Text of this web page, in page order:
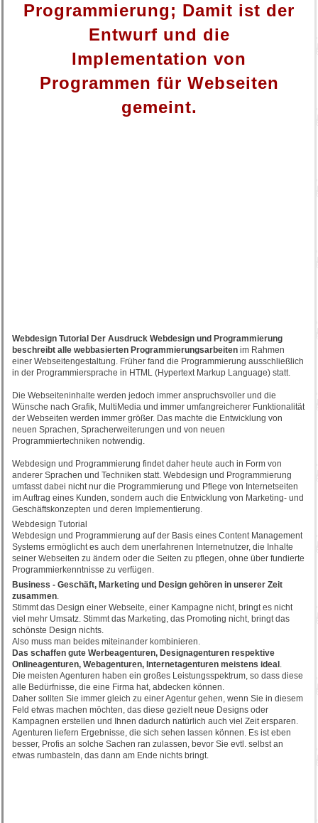
Programmierung; Damit ist der
Entwurf und die
Implementation von
Programmen für Webseiten
gemeint.
Webdesign Tutorial Der Ausdruck Webdesign und Programmierung
beschreibt alle webbasierten Programmierungsarbeiten im Rahmen
einer Webseitengestaltung. Früher fand die Programmierung ausschließlich
in der Programmiersprache in HTML (Hypertext Markup Language) statt.
Die Webseiteninhalte werden jedoch immer anspruchsvoller und die
Wünsche nach Grafik, MultiMedia und immer umfangreicherer Funktionalität
der Webseiten werden immer größer. Das machte die Entwicklung von
neuen Sprachen, Spracherweiterungen und von neuen
Programmiertechniken notwendig.
Webdesign und Programmierung findet daher heute auch in Form von
anderer Sprachen und Techniken statt. Webdesign und Programmierung
umfasst dabei nicht nur die Programmierung und Pflege von Internetseiten
im Auftrag eines Kunden, sondern auch die Entwicklung von Marketing- und
Geschäftskonzepten und deren Implementierung.
Webdesign Tutorial
Webdesign und Programmierung auf der Basis eines Content Management
Systems ermöglicht es auch dem unerfahrenen Internetnutzer, die Inhalte
seiner Webseiten zu ändern oder die Seiten zu pflegen, ohne über fundierte
Programmierkenntnisse zu verfügen.
Business - Geschäft, Marketing und Design gehören in unserer Zeit
zusammen.
Stimmt das Design einer Webseite, einer Kampagne nicht, bringt es nicht
viel mehr Umsatz. Stimmt das Marketing, das Promoting nicht, bringt das
schönste Design nichts.
Also muss man beides miteinander kombinieren.
Das schaffen gute Werbeagenturen, Designagenturen respektive
Onlineagenturen, Webagenturen, Internetagenturen meistens ideal .
Die meisten Agenturen haben ein großes Leistungsspektrum, so dass diese
alle Bedürfnisse, die eine Firma hat, abdecken können.
Daher sollten Sie immer gleich zu einer Agentur gehen, wenn Sie in diesem
Feld etwas machen möchten, das diese gezielt neue Designs oder
Kampagnen erstellen und Ihnen dadurch natürlich auch viel Zeit ersparen.
Agenturen liefern Ergebnisse, die sich sehen lassen können. Es ist eben
besser, Profis an solche Sachen ran zulassen, bevor Sie evtl. selbst an
etwas rumbasteln, das dann am Ende nichts bringt.